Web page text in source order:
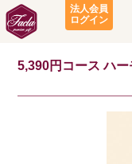
法人会員
ログイン
5,390円コース ハ